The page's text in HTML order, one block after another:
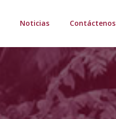
Noticias Contáctenos